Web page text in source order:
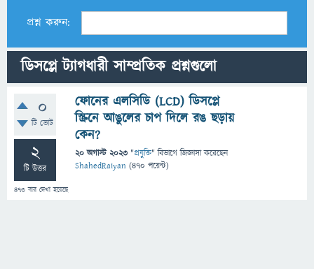
প্রশ্ন করুন:
ডিসপ্লে ট্যাগধারী সাম্প্রতিক প্রশ্নগুলো
0
টি ভোট
2
টি উত্তর
473 বার দেখা হয়েছে
ফোনের এলসিডি (LCD) ডিসপ্লে
স্ক্রিনে আঙুলের চাপ দিলে রঙ ছড়ায়
কেন?
20 অগাস্ট 2023 "প্রযুক্তি" বিভাগে জিজ্ঞাসাকরেছেন
ShahedRaiyan (470 পয়েন্ট)